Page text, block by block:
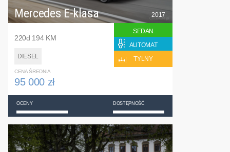
Mercedes E-klasa
220d 194 KM
DIESEL
2017
SEDAN
AUTOMAT
TYLNY
CENA ŚREDNIA
95 000 zł
OCENY DOSTĘPNOŚĆ